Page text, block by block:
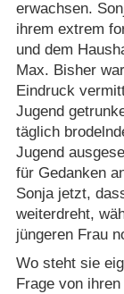
erwachsen.
ihrem extrem
und dem
Max. Bisher
Eindruck
Jugend
täglich
Jugend
für Gedanken
Sonja jetzt,
weiterdreht,
jüngeren Frau
Wo steht sie
Frage von